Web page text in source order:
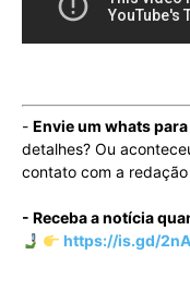
- Envie um whats
detalhes? Ou
contato com a
- Receba a notícia
https://is.gd/